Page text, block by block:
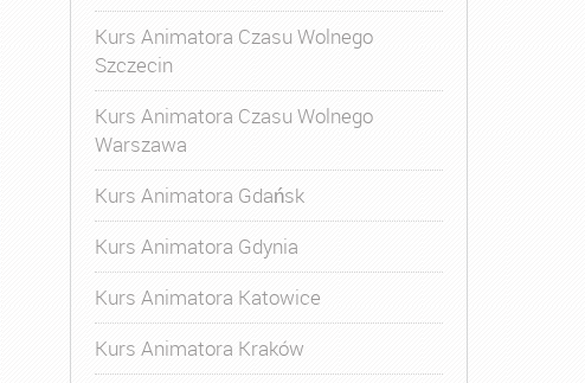
Kurs Animatora Czasu Wolnego
Szczecin
Kurs Animatora Czasu Wolnego
Warszawa
Kurs Animatora Gdańsk
Kurs Animatora Gdynia
Kurs Animatora Katowice
Kurs Animatora Kraków